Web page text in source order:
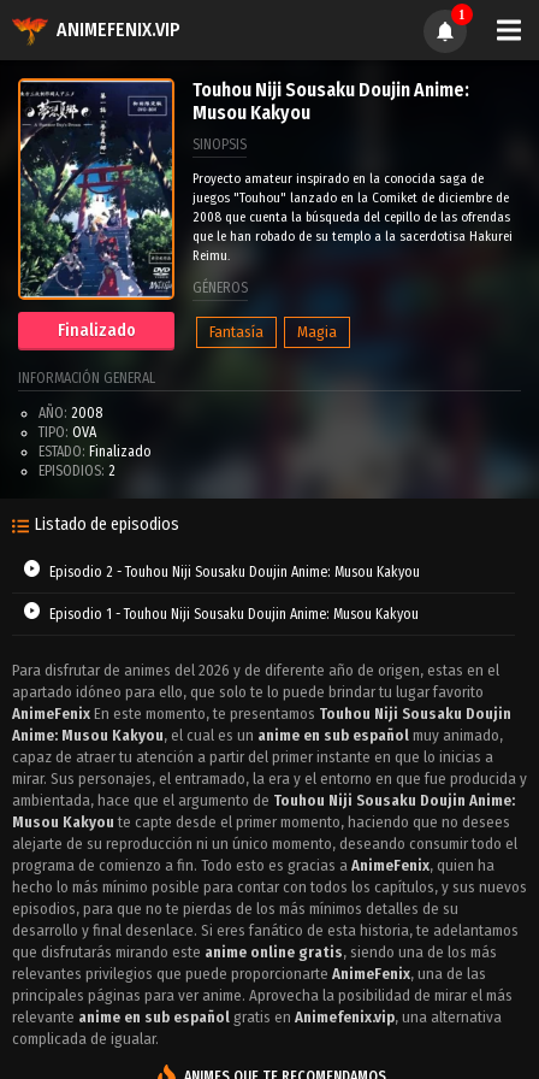
ANIMEFENIX.VIP
1
Finalizado
Touhou Niji Sousaku Doujin Anime:
Musou Kakyou
SINOPSIS
Proyecto amateur inspirado en la conocida saga de
juegos "Touhou" lanzado en la Comiket de diciembre de
2008 que cuenta la búsqueda del cepillo de las ofrendas
que le han robado de su templo a la sacerdotisa Hakurei
Reimu.
GÉNEROS
Fantasía Magia
INFORMACIÓN GENERAL
AÑO: 2008
TIPO: OVA
ESTADO: Finalizado
EPISODIOS: 2
Listado de episodios
Episodio 2 - Touhou Niji Sousaku Doujin Anime: Musou Kakyou
Episodio 1 - Touhou Niji Sousaku Doujin Anime: Musou Kakyou
Para disfrutar de animes del 2026 y de diferente año de origen, estas en el
apartado idóneo para ello, que solo te lo puede brindar tu lugar favorito
AnimeFenix En este momento, te presentamos Touhou Niji Sousaku Doujin
Anime: Musou Kakyou, el cual es un anime en sub español muy animado,
capaz de atraer tu atención a partir del primer instante en que lo inicias a
mirar. Sus personajes, el entramado, la era y el entorno en que fue producida y
ambientada, hace que el argumento de Touhou Niji Sousaku Doujin Anime:
Musou Kakyou te capte desde el primer momento, haciendo que no desees
alejarte de su reproducción ni un único momento, deseando consumir todo el
programa de comienzo a fin. Todo esto es gracias a AnimeFenix, quien ha
hecho lo más mínimo posible para contar con todos los capítulos, y sus nuevos
episodios, para que no te pierdas de los más mínimos detalles de su
desarrollo y final desenlace. Si eres fanático de esta historia, te adelantamos
que disfrutarás mirando este anime online gratis, siendo una de los más
relevantes privilegios que puede proporcionarte AnimeFenix, una de las
principales páginas para ver anime. Aprovecha la posibilidad de mirar el más
relevante anime en sub español gratis en Animefenix.vip, una alternativa
complicada de igualar.